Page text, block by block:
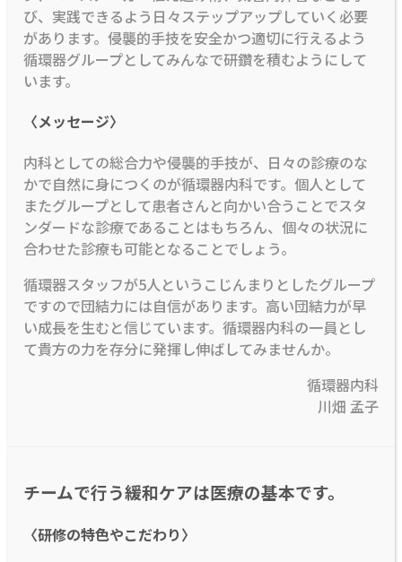
び、実践できるよう日々ステップアップしていく必要
があります。侵襲的手技を安全かつ適切に行えるよう
循環器グループとしてみんなで研鑽を積むようにして
います。
〈メッセージ〉
内科としての総合力や侵襲的手技が、日々の診療のな
かで自然に身につくのが循環器内科です。個人として
またグループとして患者さんと向かい合うことでスタ
ンダードな診療であることはもちろん、個々の状況に
合わせた診療も可能となることでしょう。
循環器スタッフが5人というこじんまりとしたグループ
ですので団結力には自信があります。高い団結力が早
い成長を生むと信じています。循環器内科の一員とし
て貴方の力を存分に発揮し伸ばしてみませんか。
循環器内科
川畑 孟子
チームで行う緩和ケアは医療の基本です。
〈研修の特色やこだわり〉